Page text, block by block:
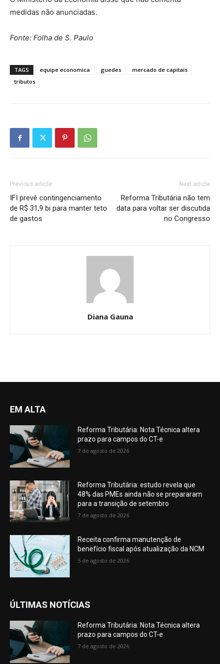
medidas não anunciadas.
Fonte: Folha de S. Paulo
TAGS equipe economica guedes
mercado de capitais
tributos
Previous article
IFI prevê contingenciamento
de R$ 31,9 bi para manter teto
de gastos
Next article
Reforma Tributária não tem
data para voltar ser discutida
no Congresso
Diana Gauna
EM ALTA
Reforma Tributária: Nota Técnica altera
prazo para campos do CT-e
7 de agosto de 2026
Reforma Tributária: estudo revela que
48% das PMEs ainda não se prepararam
para a transição de setembro
7 de agosto de 2026
Receita confirma manutenção de
benefício fiscal após atualização da NCM
5 de agosto de 2026
ÚLTIMAS NOTÍCIAS
Reforma Tributária: Nota Técnica altera
prazo para campos do CT-e
7 de agosto de 2026